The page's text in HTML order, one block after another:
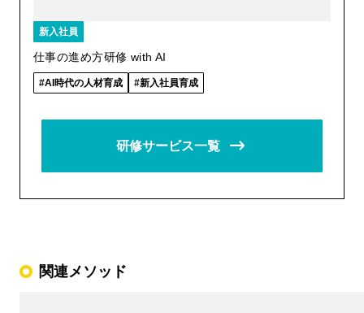
新入社員
仕事の進め方研修 with AI
AI時代の人材育成 新入社員育成
研修サービス一覧
関連メソッド